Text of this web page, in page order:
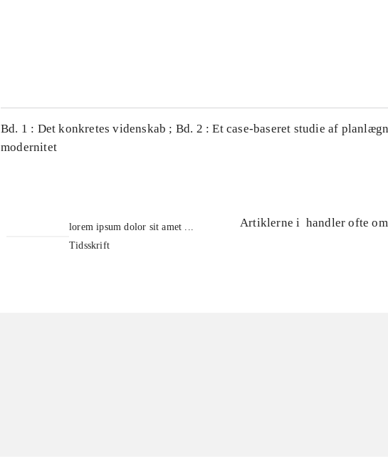
Bd. 1 : Det konkretes videnskab ; Bd. 2 : Et case-baseret studie af
modernitet
lorem ipsum dolor sit amet ...
Tidsskrift
Artiklerne i handler ofte om